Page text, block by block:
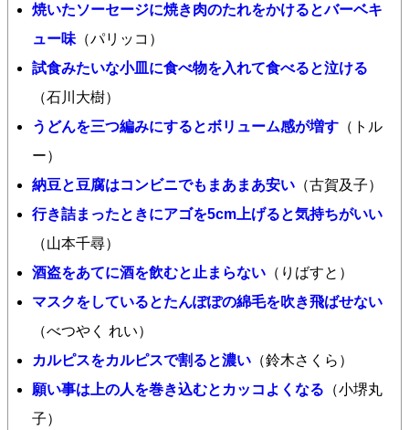
焼いたソーセージに焼き肉のたれをかけるとバーベキ
ュー味 （パリッコ）
試食みたいな小皿に食べ物を入れて食べると泣ける
（石川大樹）
うどんを三つ編みにするとボリューム感が増す （トル
ー）
納豆と豆腐はコンビニでもまあまあ安い （古賀及子）
行き詰まったときにアゴを5cm上げると気持ちがいい
（山本千尋）
酒盗をあてに酒を飲むと止まらない （りばすと）
マスクをしているとたんぽぽの綿毛を吹き飛ばせない
（べつやく れい）
カルピスをカルピスで割ると濃い （鈴木さくら）
願い事は上の人を巻き込むとカッコよくなる （小堺丸
子）